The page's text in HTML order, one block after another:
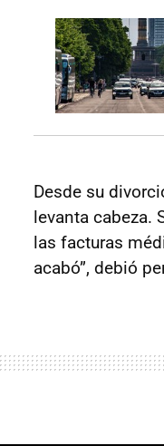
Desde su
levanta cabeza.
las facturas
acabó”, debió